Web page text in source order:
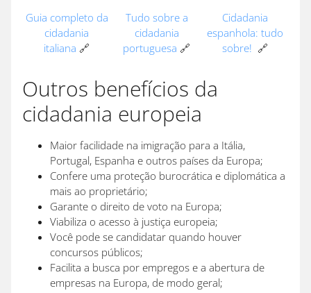
Guia completo da
cidadania
italiana 🔗
Tudo sobre a
cidadania
portuguesa 🔗
Cidadania
espanhola: tudo
sobre! 🔗
Outros benefícios da
cidadania europeia
Maior facilidade na imigração para a Itália,
Portugal, Espanha e outros países da Europa;
Confere uma proteção burocrática e diplomática a
mais ao proprietário;
Garante o direito de voto na Europa;
Viabiliza o acesso à justiça europeia;
Você pode se candidatar quando houver
concursos públicos;
Facilita a busca por empregos e a abertura de
empresas na Europa, de modo geral;